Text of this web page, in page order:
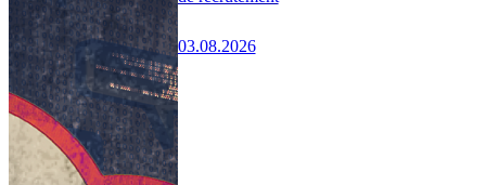
03.08.2026